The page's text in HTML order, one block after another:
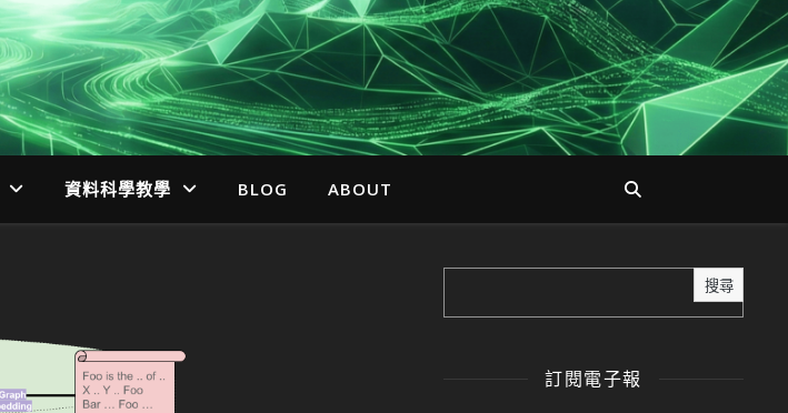
資料科學教學 BLOG ABOUT
搜尋
訂閱電子報